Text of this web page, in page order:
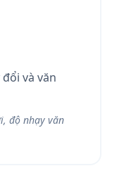
và văn
độ nhạy văn